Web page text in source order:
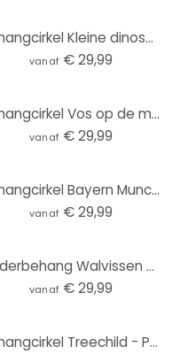
Behangcirkel Kleine dinosaurussen op een grote ontdekkingsreis - Oliver Robins - vliesbehang/zelfkle
vanaf € 29,99
Behangcirkel Vos op de maan met vallende sterren - Oliver Robins - vliesbehang/zelfklevend vliesbeha
vanaf € 29,99
Behangcirkel Bayern Munchen Stadion - vliesbehang/zelfklevend vliesbehang
vanaf € 29,99
Kinderbehang Walvissen en hun vrienden in de onderwaterwereld - Oliver Robins - Rond - vliesbehang/z
vanaf € 29,99
Behangcirkel Treechild - Pastelkleurige grassen - vliesbehang/zelfklevend vliesbehang